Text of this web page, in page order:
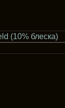
(10% блеска)